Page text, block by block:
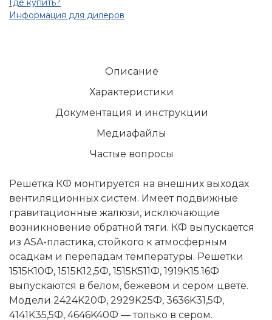
Где купить?
Информация для дилеров
Описание
Характеристики
Документация и инструкции
Медиафайлы
Частые вопросы
Решетка КФ монтируется на внешних выходах
вентиляционных систем. Имеет подвижные
гравитационные жалюзи, исключающие
возникновение обратной тяги. КФ выпускается
из ASA-пластика, стойкого к атмосферным
осадкам и перепадам температуры. Решетки
1515К10Ф, 1515К12,5Ф, 1515К511Ф, 1919К15.16Ф
выпускаются в белом, бежевом и сером цвете.
Модели 2424K20Ф, 2929K25Ф, 3636K31,5Ф,
4141K35,5Ф, 4646K40Ф — только в сером.